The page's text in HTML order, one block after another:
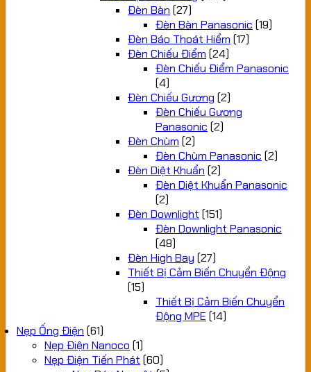
Đèn Bàn (27)
Đèn Bàn Panasonic (19)
Đèn Báo Thoát Hiểm (17)
Đèn Chiếu Điểm (24)
Đèn Chiếu Điểm Panasonic
(4)
Đèn Chiếu Gương (2)
Đèn Chiếu Gương
Panasonic (2)
Đèn Chùm (2)
Đèn Chùm Panasonic (2)
Đèn Diệt Khuẩn (2)
Đèn Diệt Khuẩn Panasonic
(2)
Đèn Downlight (151)
Đèn Downlight Panasonic
(48)
Đèn High Bay (27)
Thiết Bị Cảm Biến Chuyển Động
(15)
Thiết Bị Cảm Biến Chuyển
Động MPE (14)
Nẹp Ống Điện (61)
Nẹp Điện Nanoco (1)
Nẹp Điện Tiến Phát (60)